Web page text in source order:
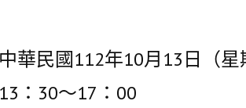
華民國112年10月13日（星
：30〜17：00